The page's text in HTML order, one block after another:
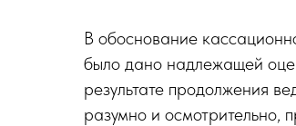
В обоснование
было дано надлежащей
результате продолжения
разумно и осмотрительно,